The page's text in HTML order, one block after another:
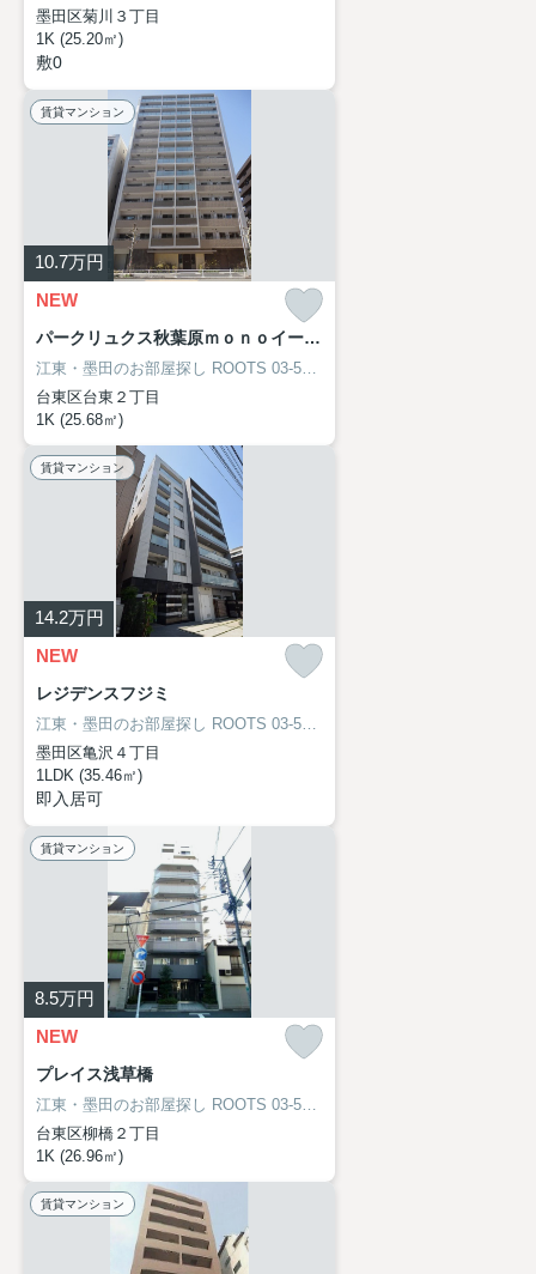
墨田区菊川３丁目
1K (25.20㎡)
敷0
賃貸マンション
10.7万円
NEW
パークリュクス秋葉原ｍｏｎｏイースト
江東・墨田のお部屋探し ROOTS 03-5638-8866
台東区台東２丁目
1K (25.68㎡)
賃貸マンション
14.2万円
NEW
レジデンスフジミ
江東・墨田のお部屋探し ROOTS 03-5638-8866
墨田区亀沢４丁目
1LDK (35.46㎡)
即入居可
賃貸マンション
8.5万円
NEW
プレイス浅草橋
江東・墨田のお部屋探し ROOTS 03-5638-8866
台東区柳橋２丁目
1K (26.96㎡)
賃貸マンション